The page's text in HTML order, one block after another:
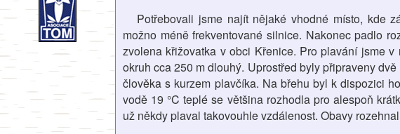
Potřebovali jsme najít nějaké vhodné místo, kde
možno méně frekventované silnice. Nakonec padlo
zvolena křižovatka v obci Křenice. Pro plavání jsme
okruh cca 250 m dlouhý. Uprostřed byly připraveny
člověka s kurzem plavčíka. Na břehu byl k dispozici
vodě 19 °C teplé se většina rozhodla pro alespoň
už někdy plaval takovouhle vzdálenost. Obavy